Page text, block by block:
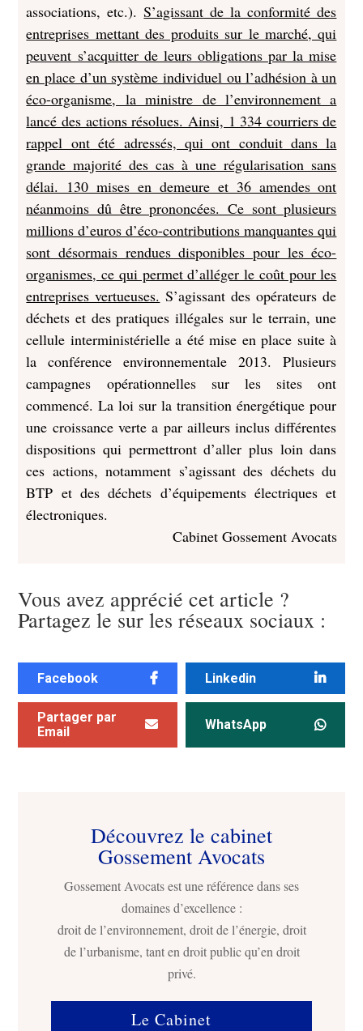
associations, etc.).S’agissant de la conformité des
entreprises mettant des produits sur le marché, qui
peuvent s’acquitter de leurs obligations par la mise
en place d’un système individuel ou l’adhésion à un
éco-organisme, la ministre de l’environnement a
lancé des actions résolues. Ainsi, 1 334 courriers de
rappel ont été adressés, qui ont conduit dans la
grande majorité des cas à une régularisation sans
délai. 130 mises en demeure et 36 amendes ont
néanmoins dû être prononcées. Ce sont plusieurs
millions d’euros d’éco-contributions manquantes qui
sont désormais rendues disponibles pour les éco-
organismes, ce qui permet d’alléger le coût pour les
entreprises vertueuses. S’agissant des opérateurs de
déchets et des pratiques illégales sur le terrain, une
cellule interministérielle a été mise en place suite à
la conférence environnementale 2013. Plusieurs
campagnes opérationnelles sur les sites ont
commencé. La loi sur la transition énergétique pour
une croissance verte a par ailleurs inclus différentes
dispositions qui permettront d’aller plus loin dans
ces actions, notamment s’agissant des déchets du
BTP et des déchets d’équipements électriques et
électroniques.
Cabinet Gossement Avocats
Vous avez apprécié cet article ?
Partagez le sur les réseaux sociaux :
Facebook Linkedin
Partager par
Email
WhatsApp
Découvrez le cabinet
Gossement Avocats
Gossement Avocats est une référence dans ses
domaines d’excellence :
droit de l’environnement, droit de l’énergie, droit
de l’urbanisme, tant en droit public qu’en droit
privé.
Le Cabinet